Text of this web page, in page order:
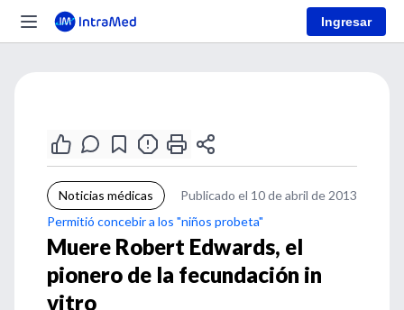
Ingresar
Noticias médicas
Publicado el 10 de abril de 2013
Permitió concebir a los "niños probeta"
Muere Robert Edwards, el
pionero de la fecundación in
vitro